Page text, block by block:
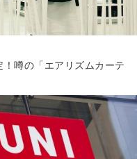
噂の「エアリズムカーテ